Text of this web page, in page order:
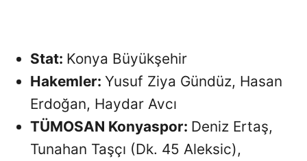
Stat: Konya Büyükşehir
Hakemler: Yusuf Ziya Gündüz, Hasan
Erdoğan, Haydar Avcı
TÜMOSAN Konyaspor: Deniz Ertaş,
Tunahan Taşçı (Dk. 45 Aleksic),